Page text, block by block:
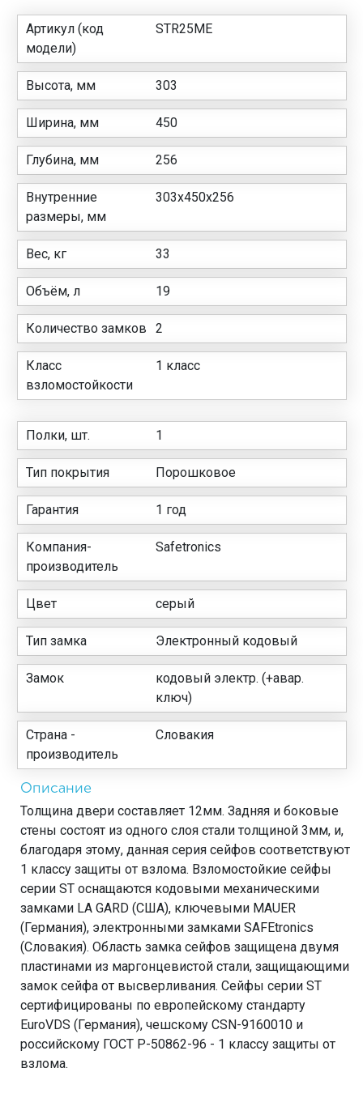
Артикул (код
модели)
STR25ME
Высота, мм 303
Ширина, мм 450
Глубина, мм 256
Внутренние
размеры, мм
303х450х256
Вес, кг 33
Объём, л 19
Количество замков 2
Класс
взломостойкости
1 класс
Полки, шт. 1
Тип покрытия Порошковое
Гарантия 1 год
Компания-
производитель
Safetronics
Цвет серый
Тип замка Электронный кодовый
Замок
кодовый электр. (+авар.
ключ)
Страна -
производитель
Словакия
Описание
Толщина двери составляет 12мм. Задняя и боковые
стены состоят из одного слоя стали толщиной 3мм, и,
благодаря этому, данная серия сейфов соответствуют
1 классу защиты от взлома. Взломостойкие сейфы
серии ST оснащаются кодовыми механическими
замками LA GARD (США), ключевыми MAUER
(Германия), электронными замками SAFEtronics
(Словакия). Область замка сейфов защищена двумя
пластинами из маргонцевистой стали, защищающими
замок сейфа от высверливания. Сейфы серии ST
сертифицированы по европейскому стандарту
EuroVDS (Германия), чешскому CSN-9160010 и
российскому ГОСТ Р-50862-96 - 1 классу защиты от
взлома.